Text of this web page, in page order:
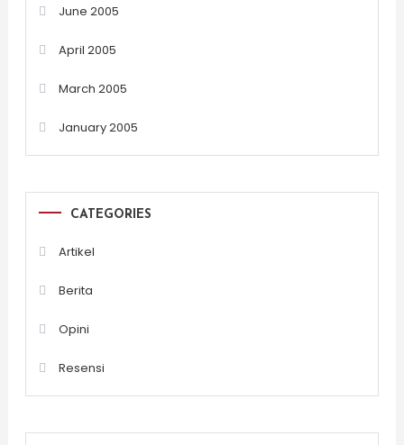
June 2005
April 2005
March 2005
January 2005
CATEGORIES
Artikel
Berita
Opini
Resensi